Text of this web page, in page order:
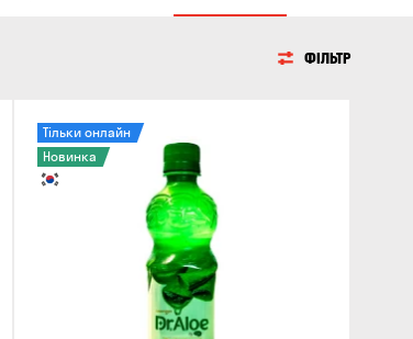
ФІЛЬТР
Тільки онлайн
Новинка